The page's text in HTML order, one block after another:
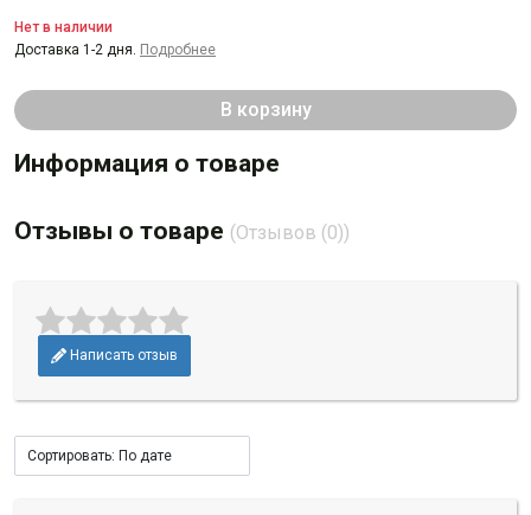
В корзину
Нет в наличии
Доставка 1-2 дня. Подробнее
Информация о товаре
Отзывы о товаре (Отзывов (0))
Написать отзыв